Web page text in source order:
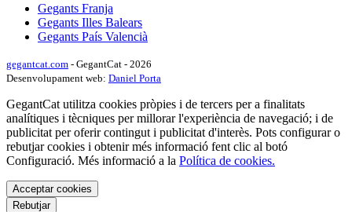
Gegants Franja
Gegants Illes Balears
Gegants País Valencià
gegantcat.com - GegantCat - 2026
Desenvolupament web: Daniel Porta
GegantCat utilitza cookies pròpies i de tercers per a finalitats
analítiques i tècniques per millorar l'experiència de navegació; i de
publicitat per oferir contingut i publicitat d'interès. Pots configurar o
rebutjar cookies i obtenir més informació fent clic al botó
Configuració. Més informació a la Política de cookies.
Acceptar cookies
Rebutjar